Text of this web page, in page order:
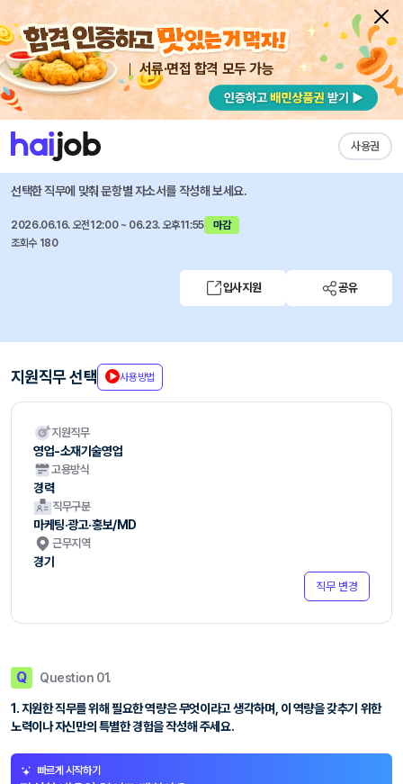
서류·면접 합격 모두 가능
사용권
채용공고 자소서 자유항목 자소서 내 작성목록
(주)케이씨텍 즐겨찾기
미래소재 기술영업 담당자 모집(경력/동탄)
선택한 직무에 맞춰 문항별 자소서를 작성해 보세요.
2026.06.16. 오전12:00 ~ 06.23. 오후11:55
마감
조회수 180
입사지원 공유
지원직무 선택 사용방법
지원직무
영업-소재기술영업
고용방식
경력
직무구분
마케팅·광고·홍보/MD
근무지역
경기
직무 변경
Q Question 01.
1. 지원한 직무를 위해 필요한 역량은 무엇이라고 생각하며, 이 역량을 갖추기 위한
노력이나 자신만의 특별한 경험을 작성해 주세요.
빠르게 시작하기